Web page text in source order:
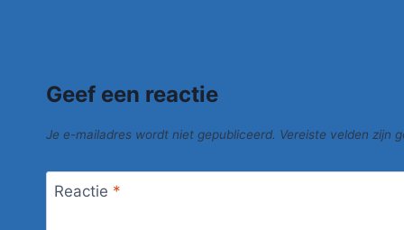
Geef een reactie
Je e-mailadres wordt niet gepubliceerd. Vereiste velden zijn
Reactie *